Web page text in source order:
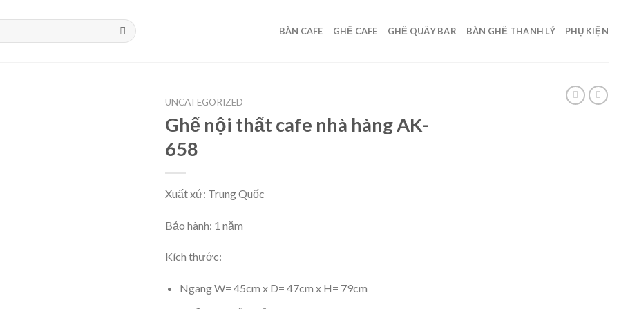
BÀN CAFE GHẾ CAFE GHẾ QUẦY BAR BÀN GHẾ THANH LÝ PHỤ KIỆN
UNCATEGORIZED
Ghế nội thất cafe nhà hàng AK-
658
Xuất xứ: Trung Quốc
Bảo hành: 1 năm
Kích thước:
Ngang W= 45cm x D= 47cm x H= 79cm